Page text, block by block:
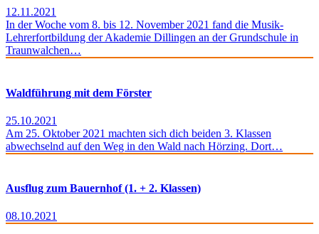
12.11.2021
In der Woche vom 8. bis 12. November 2021 fand die Musik-
Lehrerfortbildung der Akademie Dillingen an der Grundschule in
Traunwalchen…
Waldführung mit dem Förster
25.10.2021
Am 25. Oktober 2021 machten sich dich beiden 3. Klassen
abwechselnd auf den Weg in den Wald nach Hörzing. Dort…
Ausflug zum Bauernhof (1. + 2. Klassen)
08.10.2021